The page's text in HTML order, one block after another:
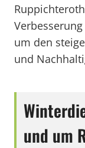
um den
und
und um